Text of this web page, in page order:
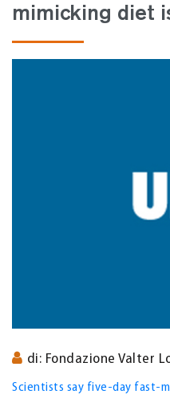
mimicking diet
di: Fondazione Valter
Scientists say five-day fast-